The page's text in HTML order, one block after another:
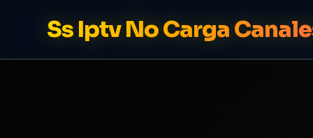
Ss Iptv No Carga